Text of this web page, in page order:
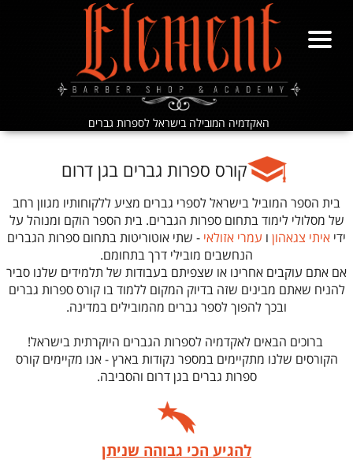
האקדמיה המובילה בישראל לספרות גברים
​​​​​​​קורס ספרות גברים בגן דרום
בית הספר המוביל בישראל לספרי גברים מציע ללקוחותיו מגוון רחב
של מסלולי לימוד בתחום ספרות הגברים. בית הספר הוקם ומנוהל על
ידי איתי צגאהון ו עמרי אזולאי - שתי אוטוריטות בתחום ספרות הגברים
הנחשבים מובילי דרך בתחומם.
אם אתם עוקבים אחרינו או שצפיתם בעבודות של תלמידים שלנו סביר
להניח שאתם מבינים שזה בדיוק המקום ללמוד בו קורס ספרות גברים
ובכך להפוך לספר גברים מהמובילים במדינה.
​​​​​​​ ברוכים הבאים לאקדמיה לספרות הגברים היוקרתית בישראל!
הקורסים שלנו מתקיימים במספר נקודות בארץ - אנו מקיימים קורס
ספרות גברים בגן דרום והסביבה.
להגיע הכי גבוהה שניתן